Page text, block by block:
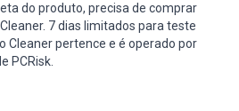
do produto, precisa de comprar
7 dias limitados para teste
Cleaner pertence e é operado por
PCRisk.